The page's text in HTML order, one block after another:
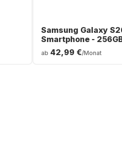
Samsung Galaxy
Smartphone - 256GB - Dual
SIM
ab 42,99 €/Monat